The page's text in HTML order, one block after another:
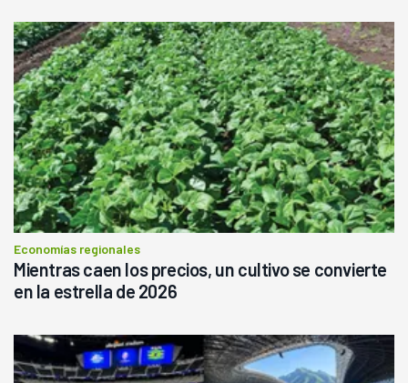
Economías regionales
Mientras caen los precios, un cultivo se convierte
en la estrella de 2026